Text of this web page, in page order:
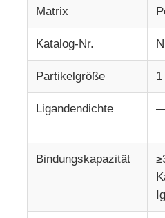
Über uns
Werksbesichtigung
Qualitätskontrolle
Matrix
Katalog-Nr.
Partikelgröße
Ligandendichte
Bindungskapazität